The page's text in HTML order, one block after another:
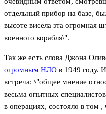
отдельный прибор на базе,
высоте висела эта огромная
военного корабля\".
Так же есть слова Джона
огромным НЛО в 1949 году.
встреча: \"общее мнение
весьма опытных
в операциях, состояло в том ,